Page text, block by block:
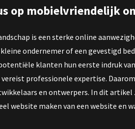
op mobielvriendelijk
is een sterke online
ondernemer of een gevestigd
klanten hun eerste indruk
professionele expertise.
en ontwerpers. In dit
website maken van een website en